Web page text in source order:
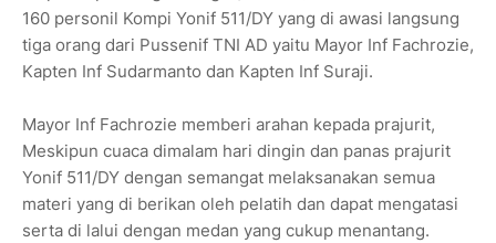
160 personil Kompi Yonif 511/DY yang di awasi langsung
tiga orang dari Pussenif TNI AD yaitu Mayor Inf Fachrozie,
Kapten Inf Sudarmanto dan Kapten Inf Suraji.
Mayor Inf Fachrozie memberi arahan kepada prajurit,
Meskipun cuaca dimalam hari dingin dan panas prajurit
Yonif 511/DY dengan semangat melaksanakan semua
materi yang di berikan oleh pelatih dan dapat mengatasi
serta di lalui dengan medan yang cukup menantang.